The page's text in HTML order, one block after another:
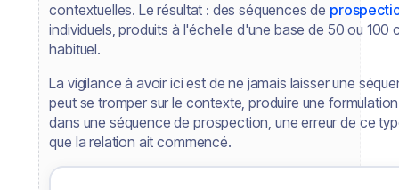
contextuelles. Le résultat : des séquences de
individuels, produits à l'échelle d'une base de 50 ou
habituel.
La vigilance à avoir ici est de ne jamais laisser une
peut se tromper sur le contexte, produire une
dans une séquence de prospection, une erreur de ce
que la relation ait commencé.